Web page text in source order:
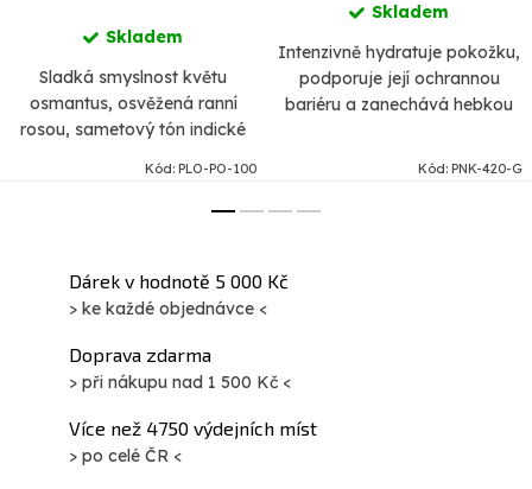
Skladem
Sladká smyslnost květu
osmantus, osvěžená ranní
rosou, sametový tón indické
smíchaná s růžemi a
Kód: PLO-PO-100
Skladem
Intenzivně hydratuje pokožku,
podporuje její ochrannou
bariéru a zanechává hebkou
Kód: PNK-420-G
Dárek v hodnotě 5 000 Kč
> ke každé objednávce <
Doprava zdarma
> při nákupu nad 1 500 Kč <
Více než 4750 výdejních míst
> po celé ČR <